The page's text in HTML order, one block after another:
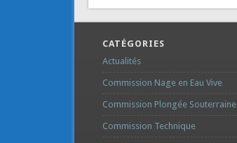
CATÉGORIES
Actualités
Commission Nage en Eau Vive
Commission Plongée Souterraine
Commission Technique